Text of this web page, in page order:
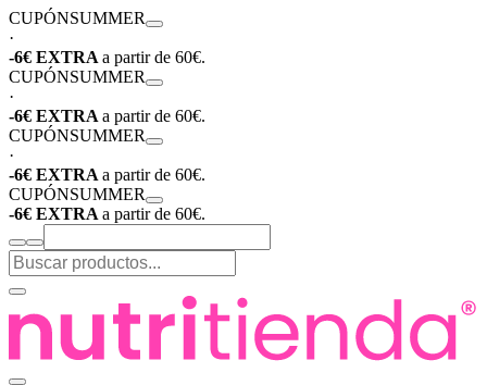
CUPÓNSUMMER
·
-6€ EXTRA a partir de 60€.
CUPÓNSUMMER
·
-6€ EXTRA a partir de 60€.
CUPÓNSUMMER
·
-6€ EXTRA a partir de 60€.
CUPÓNSUMMER
-6€ EXTRA a partir de 60€.